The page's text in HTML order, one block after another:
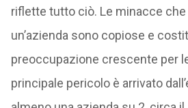
riflette tutto ciò. Le minacce
un’azienda sono copiose e
preoccupazione crescente per
principale pericolo è arrivato